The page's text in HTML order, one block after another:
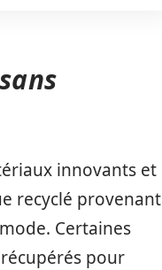
innovants et
recyclé provenant
Certaines
pour